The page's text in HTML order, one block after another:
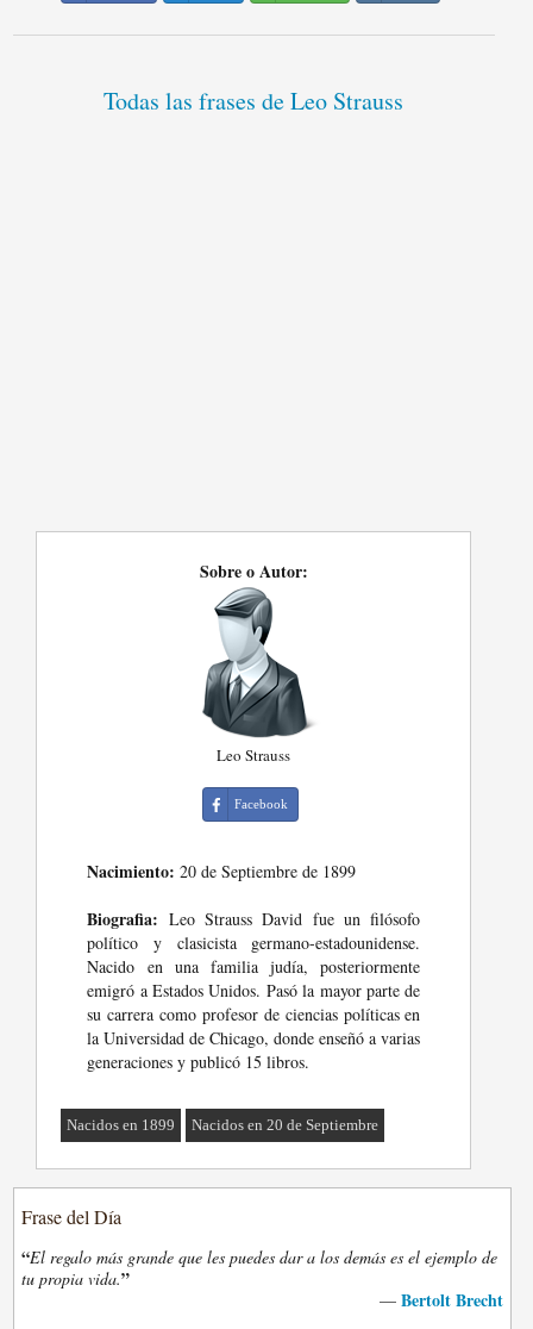
Todas las frases de Leo Strauss
Sobre o Autor:
Leo Strauss
Facebook
Nacimiento: 20 de Septiembre de 1899
Biografia: Leo Strauss David fue un filósofo
político y clasicista germano-estadounidense.
Nacido en una familia judía, posteriormente
emigró a Estados Unidos. Pasó la mayor parte de
su carrera como profesor de ciencias políticas en
la Universidad de Chicago, donde enseñó a varias
generaciones y publicó 15 libros.
Nacidos en 1899 Nacidos en 20 de Septiembre
Frase del Día
“El regalo más grande que les puedes dar a los demás es el ejemplo de
tu propia vida.”
— Bertolt Brecht